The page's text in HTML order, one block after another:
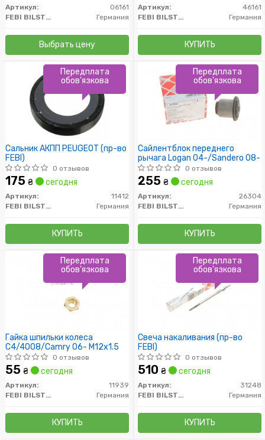
Артикул:
06161
FEBI BILSTEIN
Германия
Выбрать цену
Артикул:
46161
FEBI BILSTEIN
Германия
КУПИТЬ
Сальник АКПП PEUGEOT (пр-во
FEBI)
0 отзывов
175 ₴ сегодня
Артикул:
11412
FEBI BILSTEIN
Германия
КУПИТЬ
Передплата
обов'язкова
Сайлентблок переднего
рычага Logan 04-/Sandero 08-
0 отзывов
255 ₴ сегодня
Артикул:
26304
FEBI BILSTEIN
Германия
КУПИТЬ
Передплата
обов'язкова
Гайка шпильки колеса
C4/4008/Camry 06- M12x1.5
0 отзывов
55 ₴ сегодня
Артикул:
11939
FEBI BILSTEIN
Германия
КУПИТЬ
Передплата
обов'язкова
Свеча накаливания (пр-во
FEBI)
0 отзывов
510 ₴ сегодня
Артикул:
31248
FEBI BILSTEIN
Германия
КУПИТЬ
Передплата
обов'язкова